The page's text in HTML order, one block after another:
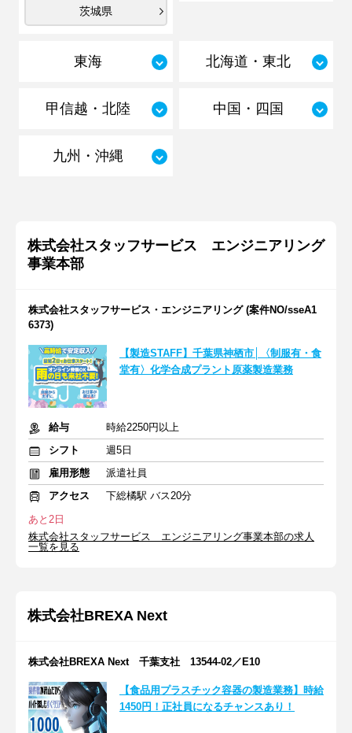
茨城県
東海 北海道・東北
甲信越・北陸 中国・四国
九州・沖縄
株式会社スタッフサービス エンジニアリング
事業本部
株式会社スタッフサービス・エンジニアリング (案件NO/sseA1
6373)
【製造STAFF】千葉県神栖市│〈制服有・食
堂有〉化学合成プラント原薬製造業務
給与
時給2250円以上
シフト
週5日
雇用形態
派遣社員
アクセス
下総橘駅 バス20分
あと2日
株式会社スタッフサービス エンジニアリング事業本部の求人
一覧を見る
株式会社BREXA Next
株式会社BREXA Next 千葉支社 13544-02／E10
【食品用プラスチック容器の製造業務】時給
1450円！正社員になるチャンスあり！